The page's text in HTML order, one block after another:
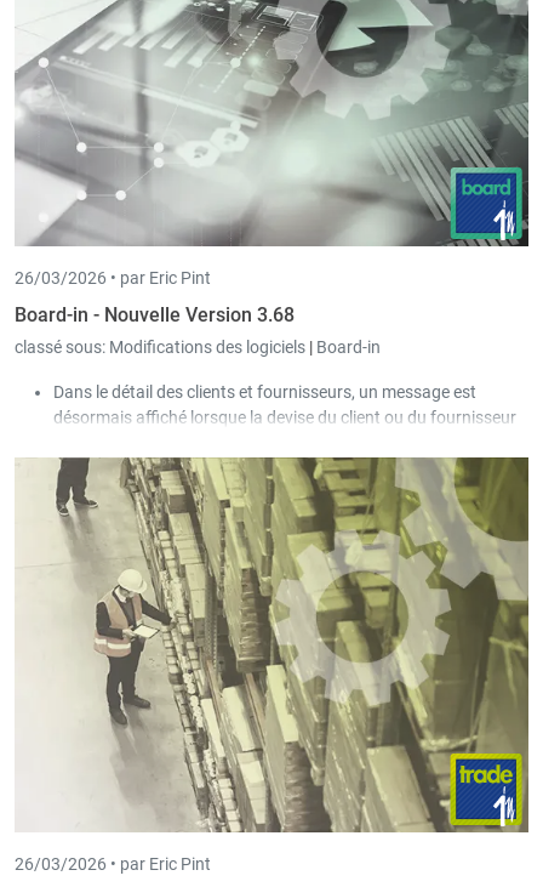
Lors de la création d’une nouvelle écriture, le journal est à
nouveau libéré dès que la nouvelle écriture est enregistrée
par l’utilisateur.
26/03/2026 • par Eric Pint
Board-in - Nouvelle Version 3.68
classé sous: Modifications des logiciels | Board-in
Dans le détail des clients et fournisseurs, un message est
désormais affiché lorsque la devise du client ou du fournisseur
26/03/2026 • par Eric Pint